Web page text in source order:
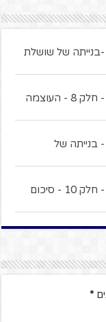
-בנייתה של שושלת
הסיפור של גולדן סטייט - חלק 8 - העוצמה
- בנייתה של
הסיפור של גולדן סטייט - חלק 10 - סיכום
*